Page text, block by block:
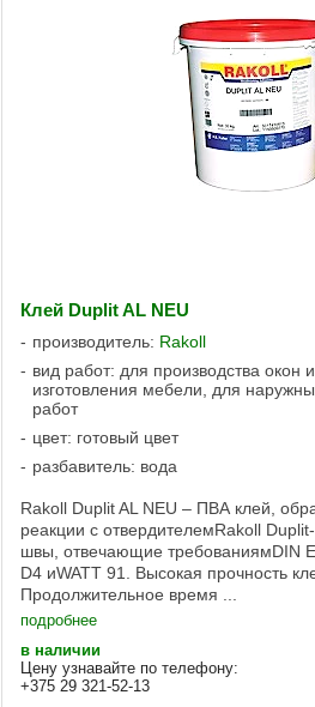
Клей Duplit AL NEU
производитель: Rakoll
вид работ: для производства окон
изготовления мебели, для
работ
цвет: готовый цвет
разбавитель: вода
Rakoll Duplit AL NEU – ПВА клей,
реакции с отвердителемRakoll
швы, отвечающие требованиямDIN
D4 иWATT 91. Высокая прочность
Продолжительное время ...
подробнее
в наличии
Цену узнавайте по телефону:
+375 29 321-52-13